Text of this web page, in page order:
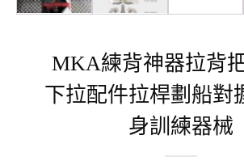
MKA練背神器拉背
下拉配件拉桿劃船對
身訓練器械